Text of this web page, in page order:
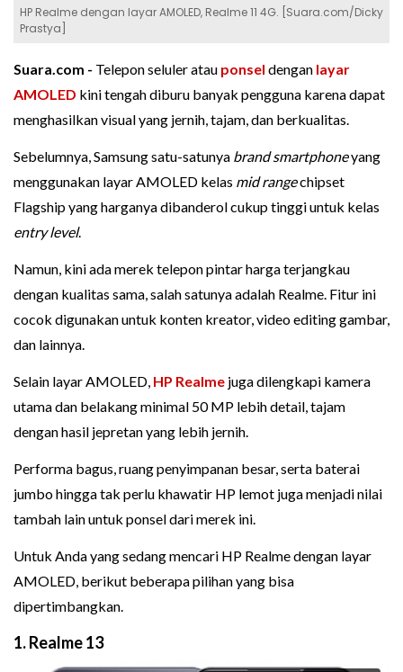
HP Realme dengan layar AMOLED, Realme 11 4G. [Suara.com/Dicky
Prastya]
Suara.com - Telepon seluler atau ponsel dengan layar
AMOLED kini tengah diburu banyak pengguna karena dapat
menghasilkan visual yang jernih, tajam, dan berkualitas.
Sebelumnya, Samsung satu-satunya brand smartphoneyang
menggunakan layar AMOLED kelas mid rangechipset
Flagship yang harganya dibanderol cukup tinggi untuk kelas
entry level.
Namun, kini ada merek telepon pintar harga terjangkau
dengan kualitas sama, salah satunya adalah Realme. Fitur ini
cocok digunakan untuk konten kreator, video editing gambar,
dan lainnya.
Selain layar AMOLED, HP Realme juga dilengkapi kamera
utama dan belakang minimal 50 MP lebih detail, tajam
dengan hasil jepretan yang lebih jernih.
Performa bagus, ruang penyimpanan besar, serta baterai
jumbo hingga tak perlu khawatir HP lemot juga menjadi nilai
tambah lain untuk ponsel dari merek ini.
Untuk Anda yang sedang mencari HP Realme dengan layar
AMOLED, berikut beberapa pilihan yang bisa
dipertimbangkan.
1. Realme 13